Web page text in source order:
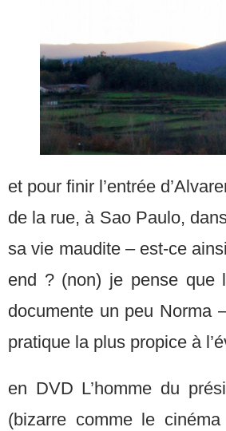
et pour finir l’entrée
de la rue, à Sao Paulo,
sa vie maudite – est-ce
end ? (non) je pense que
documente un peu Norma
pratique la plus propice à
en DVD L’homme du
(bizarre comme le